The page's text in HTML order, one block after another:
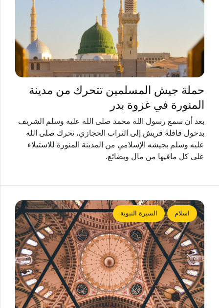
حملة جيش المسلمين تتحرك من مدينة
المنورة في غزوة بدر
بعد أن سمع رسول الله محمد صلى الله عليه وسلم الشريف
بدخول قافلة قريش إلى التراب الحجازي، تحرك صلى الله
عليه وسلم بجيشه الإسلامي من المدينة المنورة للاستيلاء
على كل مافيها من مال وبضائع.
اسلام السيرة النبوية